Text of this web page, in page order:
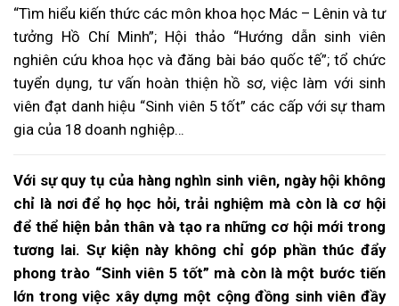
“Tìm hiểu kiến thức các môn khoa học Mác – Lênin và tư
tưởng Hồ Chí Minh”; Hội thảo “Hướng dẫn sinh viên
nghiên cứu khoa học và đăng bài báo quốc tế”; tổ chức
tuyển dụng, tư vấn hoàn thiện hồ sơ, việc làm với sinh
viên đạt danh hiệu “Sinh viên 5 tốt” các cấp với sự tham
gia của 18 doanh nghiệp…
Với sự quy tụ của hàng nghìn sinh viên, ngày hội không
chỉ là nơi để họ học hỏi, trải nghiệm mà còn là cơ hội
để thể hiện bản thân và tạo ra những cơ hội mới trong
tương lai. Sự kiện này không chỉ góp phần thúc đẩy
phong trào “Sinh viên 5 tốt” mà còn là một bước tiến
lớn trong việc xây dựng một cộng đồng sinh viên đầy